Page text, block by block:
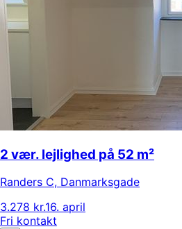
2 vær. lejlighed på 52 m²
Randers C, Danmarksgade
3.278 kr.16. april
Fri kontakt